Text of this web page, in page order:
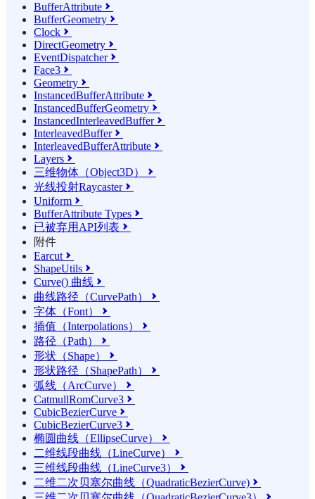
BufferAttribute 
BufferGeometry 
Clock 
DirectGeometry 
EventDispatcher
Face3 
Geometry 
InstancedBufferAttribute 
InstancedBufferGeometry 
InstancedInterleavedBuffer
InterleavedBuffer
InterleavedBufferAttribute 
Layers 
三维物体（Object3D） 
光线投射Raycaster
Uniform 
BufferAttribute Types 
已被弃用API列表 
附件
Earcut 
ShapeUtils 
Curve() 曲线 
曲线路径（CurvePath） 
字体（Font） 
插值（Interpolations） 
路径（Path） 
形状（Shape） 
形状路径（ShapePath） 
弧线（ArcCurve） 
CatmullRomCurve3 
CubicBezierCurve 
CubicBezierCurve3 
椭圆曲线（EllipseCurve） 
二维线段曲线（LineCurve） 
三维线段曲线（LineCurve3） 
二维二次贝塞尔曲线（QuadraticBezierCurve) 